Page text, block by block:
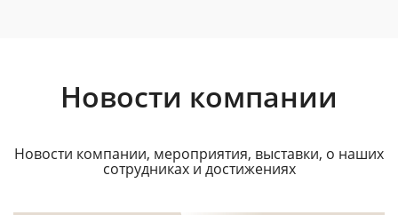
Новости компании
Новости компании, мероприятия, выставки, о наших
сотрудниках и достижениях